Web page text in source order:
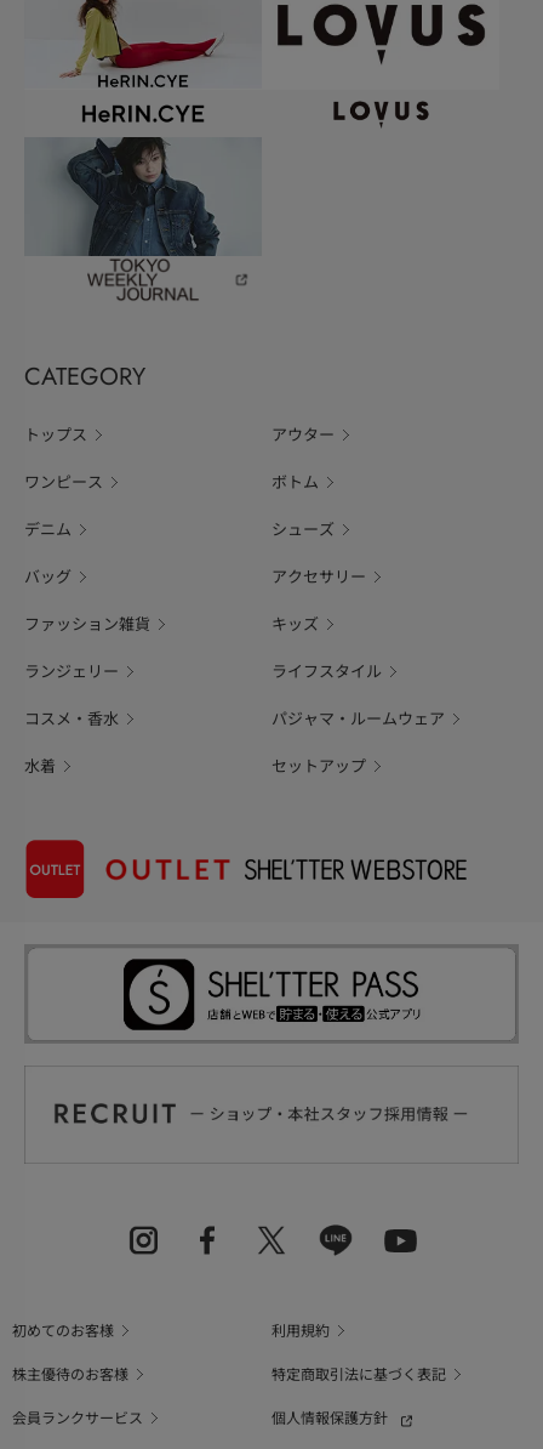
CATEGORY
トップス アウター
ワンピース ボトム
デニム シューズ
バッグ アクセサリー
ファッション雑貨 キッズ
ランジェリー ライフスタイル
コスメ・香水 パジャマ・ルームウェア
水着 セットアップ
初めてのお客様
利用規約
株主優待のお客様
特定商取引法に基づく表記
会員ランクサービス
個人情報保護方針